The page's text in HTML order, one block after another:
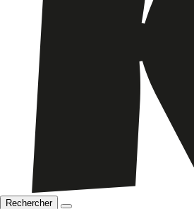
Rechercher